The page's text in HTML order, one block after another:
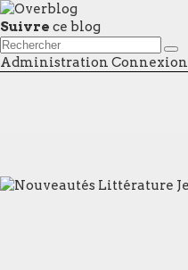
Suivre ce blog
Administration Connexion